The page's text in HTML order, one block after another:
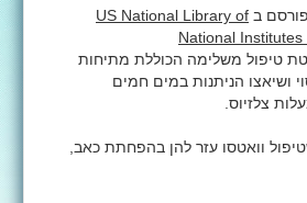
ב US National Library of
National Institutes
טיפול משלימה הכוללת מתיחות
ושיאצו הניתנות במים חמים
וואטסו עזר להן בהפחתת כאב,